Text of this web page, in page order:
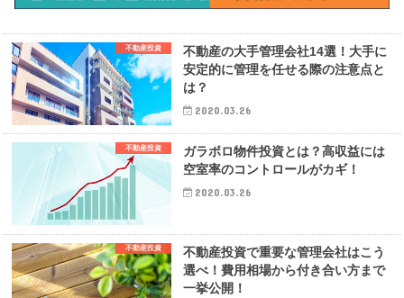
不動産投資
不動産の大手管理会社14選！大手に
安定的に管理を任せる際の注意点と
は？
2020.03.26
不動産投資
ガラボロ物件投資とは？高収益には
空室率のコントロールがカギ！
2020.03.26
不動産投資
不動産投資で重要な管理会社はこう
選べ！費用相場から付き合い方まで
一挙公開！